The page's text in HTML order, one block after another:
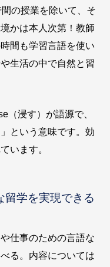
の授業を除いて、そ
かは本人次第！教師
間も学習言語を使い
生活の中で自然と習
（浸す）が語源で、
という意味です。効
います。
留学を実現できる
仕事のための言語な
る。内容については